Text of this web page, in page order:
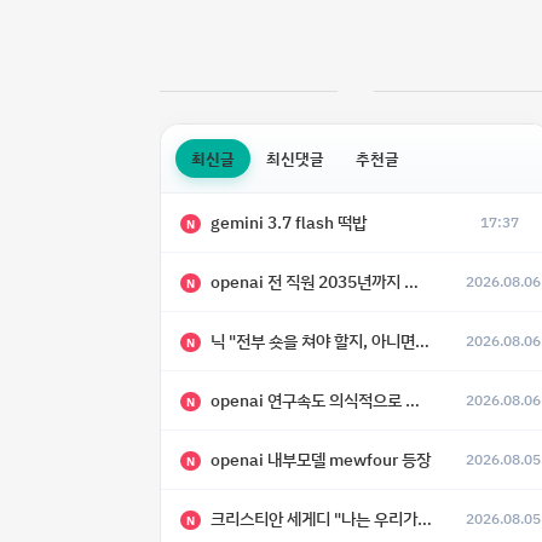
최신글 최신댓글 추천글
N gemini 3.7 flash 떡밥 17:37
N openai 전 직원 2035년까지 텔레파시가 어떻게 생길 수 있는지 2026.08.06
N 닉 "전부 숏을 쳐야 할지, 아니면 특이점이 오니까 전부 롱을 쳐야 할지 모르겠다.” 2026.08.06
N openai 연구속도 의식적으로 늦추고 있다 2026.08.06
N openai 내부모델 mewfour 등장 2026.08.05
N 크리스티안 세게디 "나는 우리가 "Fuck!!" 단계를 피할 수 있기를 바랄 뿐" 2026.08.05